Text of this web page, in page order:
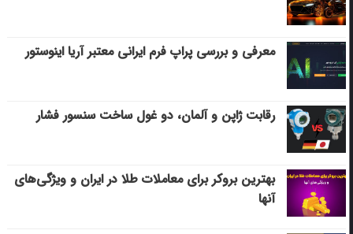
معرفی و بررسی پراپ فرم ایرانی معتبر آریا اینوستور
رقابت ژاپن و آلمان، دو غول ساخت سنسور فشار
بهترین بروکر برای معاملات طلا در ایران و ویژگی‌های
آنها